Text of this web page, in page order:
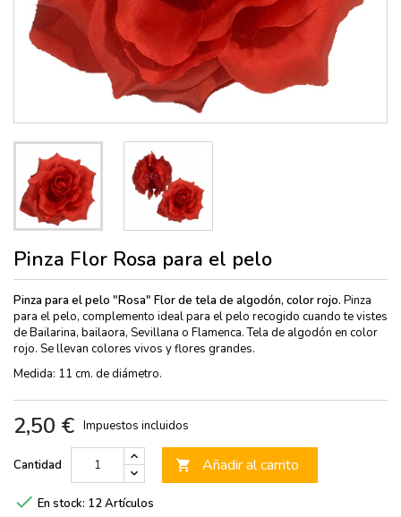
Pinza Flor Rosa para el pelo
Pinza para el pelo "Rosa" Flor de tela de algodón, color rojo. Pinza
para el pelo, complemento ideal para el pelo recogido cuando te vistes
de Bailarina, bailaora, Sevillana o Flamenca. Tela de algodón en color
rojo. Se llevan colores vivos y flores grandes.
Medida: 11 cm. de diámetro.
2,50 € Impuestos incluidos
Cantidad  Añadir al carrito
 En stock: 12 Artículos